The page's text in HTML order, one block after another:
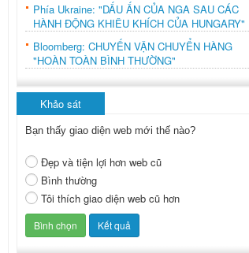
Phía Ukraine: "DẤU ẤN CỦA NGA SAU CÁC
HÀNH ĐỘNG KHIÊU KHÍCH CỦA HUNGARY"
Bloomberg: CHUYẾN VẬN CHUYỂN HÀNG
"HOÀN TOÀN BÌNH THƯỜNG"
Khảo sát
Bạn thấy giao diện web mới thế nào?
Đẹp và tiện lợi hơn web cũ
Bình thường
Tôi thích giao diện web cũ hơn